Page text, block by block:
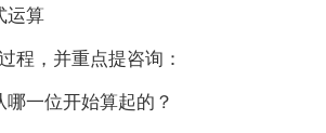
运算
程，并重点提咨询：
哪一位开始算起的？